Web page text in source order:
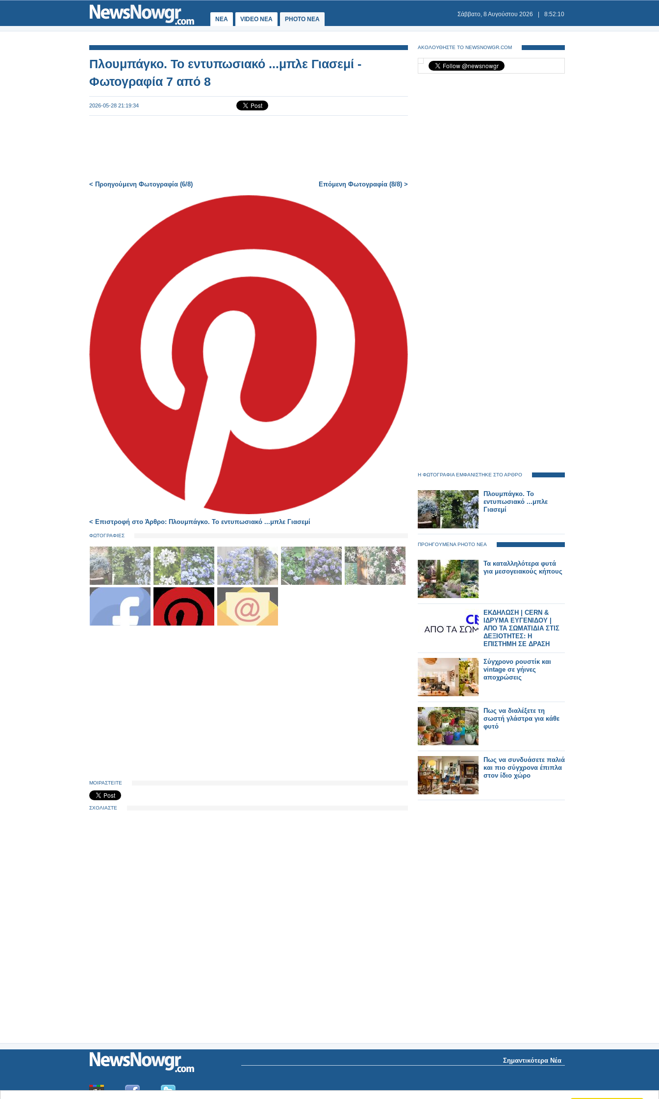
ΝΕΑ VIDEO NEA PHOTO NEA
Σάββατο, 8 Αυγούστου 2026 8:52:10
Πλουμπάγκο. Το εντυπωσιακό ...μπλε Γιασεμί -
Φωτογραφία 7 από 8
2026-05-28 21:19:34
< Προηγούμενη Φωτογραφία (6/8) Επόμενη Φωτογραφία (8/8) >
< Επιστροφή στο Άρθρο: Πλουμπάγκο. Το εντυπωσιακό ...μπλε Γιασεμί
ΦΩΤΟΓΡΑΦΙΕΣ
ΜΟΙΡΑΣΤΕΙΤΕ
ΣΧΟΛΙΑΣΤΕ
ΑΚΟΛΟΥΘΗΣΤΕ ΤΟ NEWSNOWGR.COM
Η ΦΩΤΟΓΡΑΦΙΑ ΕΜΦΑΝΙΣΤΗΚΕ ΣΤΟ ΑΡΘΡΟ
Πλουμπάγκο. Το
εντυπωσιακό ...μπλε
Γιασεμί
ΠΡΟΗΓΟΥΜΕΝΑ PHOTO ΝΕΑ
Τα καταλληλότερα φυτά
για μεσογειακούς κήπους
ΕΚΔΗΛΩΣΗ | CERN &
ΙΔΡΥΜΑ ΕΥΓΕΝΙΔΟΥ |
ΑΠΟ ΤΑ ΣΩΜΑΤΙΔΙΑ ΣΤΙΣ
ΔΕΞΙΟΤΗΤΕΣ: Η
ΕΠΙΣΤΗΜΗ ΣΕ ΔΡΑΣΗ
Σύγχρονο ρουστίκ και
vintage σε γήινες
αποχρώσεις
Πως να διαλέξετε τη
σωστή γλάστρα για κάθε
φυτό
Πως να συνδυάσετε παλιά
και πιο σύγχρονα έπιπλα
στον ίδιο χώρο
Σημαντικότερα Νέα